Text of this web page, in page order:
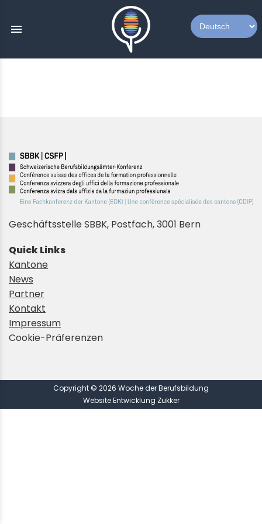
menu
Geschäftsstelle SBBK, Postfach, 3001 Bern
Quick Links
Kantone
News
Partner
Kontakt
Impressum
Cookie-Präferenzen
Copyright © 2026 Woche der Berufsbildung
Website Entwicklung Zukker